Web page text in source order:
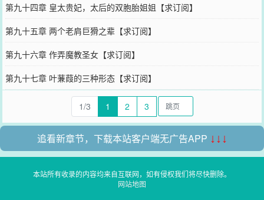
第九十四章 皇太贵妃，太后的双胞胎姐姐【求订阅】
第九十五章 两个老肩巨猾之辈【求订阅】
第九十六章 作弄魔教圣女【求订阅】
第九十七章 叶蒹葭的三种形态【求订阅】
1/3 1 2 3
追看新章节，下载本站客户端无广告APP ↓↓↓
本站所有收录的内容均来自互联网，如有侵权我们将尽快删除。
网站地图